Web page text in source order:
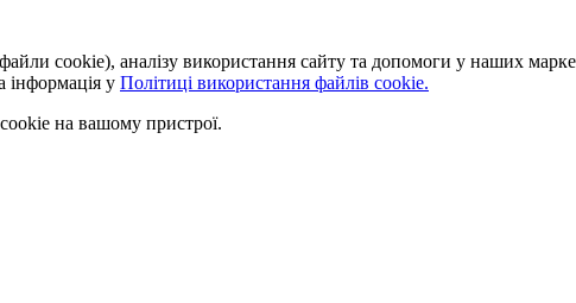
cookie), аналізу використання сайту та допомоги у наших
інформація у Політиці використання файлів cookie.
на вашому пристрої.